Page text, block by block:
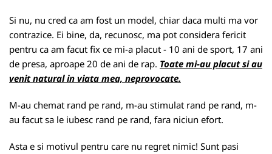
Si nu, nu cred ca am fost un model, chiar daca multi ma vor
contrazice. Ei bine, da, recunosc, ma pot considera fericit
pentru ca am facut fix ce mi-a placut - 10 ani de sport, 17 ani
de presa, aproape 20 de ani de rap. Toate mi-au placut si au
venit natural in viata mea, neprovocate.
M-au chemat rand pe rand, m-au stimulat rand pe rand, m-
au facut sa le iubesc rand pe rand, fara niciun efort.
Asta e si motivul pentru care nu regret nimic! Sunt pasi